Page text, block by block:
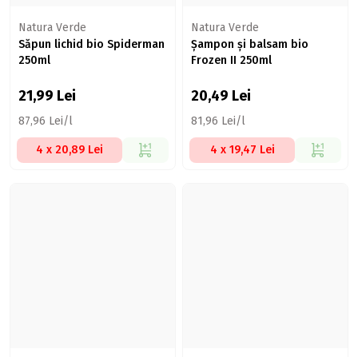
Natura Verde
Săpun lichid bio Spiderman
250ml
21,99 Lei
87,96 Lei/l
4 x 20,89 Lei
Natura Verde
Șampon și balsam bio
Frozen II 250ml
20,49 Lei
81,96 Lei/l
4 x 19,47 Lei